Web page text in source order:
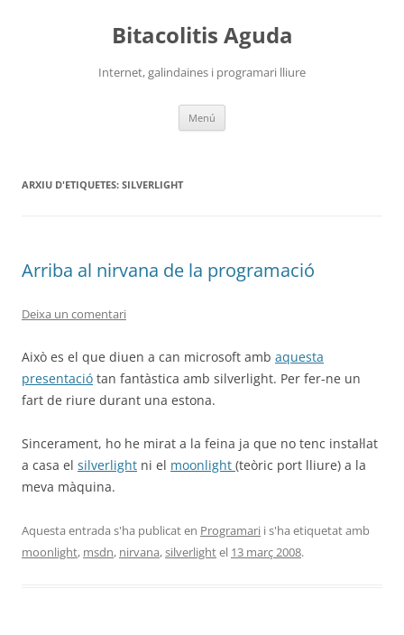
Bitacolitis Aguda
Internet, galindaines i programari lliure
Menú
ARXIU D'ETIQUETES: SILVERLIGHT
Arriba al nirvana de la programació
Deixa un comentari
Això es el que diuen a can microsoft amb aquesta
presentació tan fantàstica amb silverlight. Per fer-ne un
fart de riure durant una estona.
Sincerament, ho he mirat a la feina ja que no tenc instal·lat
a casa el silverlight ni el moonlight (teòric port lliure) a la
meva màquina.
Aquesta entrada s'ha publicat en Programari i s'ha etiquetat amb
moonlight, msdn, nirvana,silverlightel 13 març 2008.